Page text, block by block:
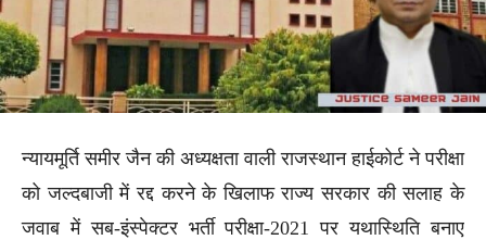
न्यायमूर्ति समीर जैन की अध्यक्षता वाली राजस्थान हाईकोर्ट ने परीक्षा
को जल्दबाजी में रद्द करने के खिलाफ राज्य सरकार की सलाह के
जवाब में सब-इंस्पेक्टर भर्ती परीक्षा-2021 पर यथास्थिति बनाए